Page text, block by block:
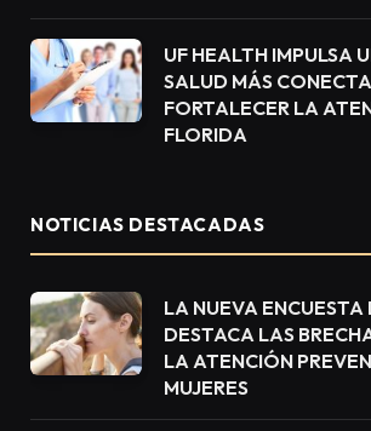
UF HEALTH IMPULSA
SALUD MÁS
FORTALECER LA
FLORIDA
NOTICIAS DESTACADAS
LA NUEVA ENCUESTA
DESTACA LAS
LA ATENCIÓN
MUJERES